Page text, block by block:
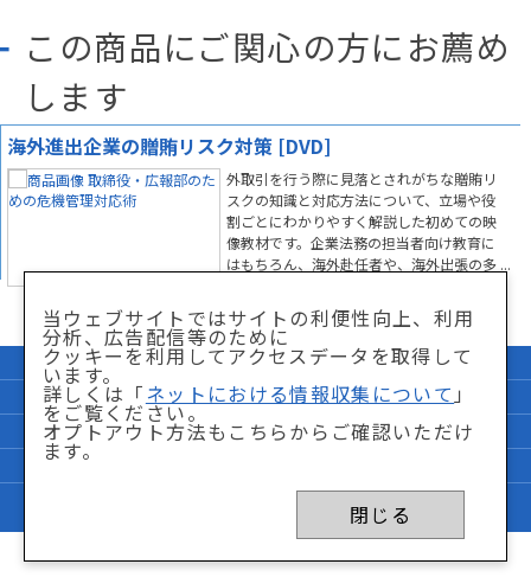
この商品にご関心の方にお薦め
します
海外進出企業の贈賄リスク対策 [DVD]
外取引を行う際に見落とされがちな贈賄リ
スクの知識と対応方法について、立場や役
割ごとにわかりやすく解説した初めての映
像教材です。企業法務の担当者向け教育に
はもちろん、海外赴任者や、海外出張の多
になりやすい立場の方への教育に最適で
す。
当ウェブサイトではサイトの利便性向上、利用
分析、広告配信等のために
クッキーを利用してアクセスデータを取得して
います。
詳しくは「 ネットにおける情報収集について 」
をご覧ください。
オプトアウト方法もこちらからご確認いただけ
ます。
閉じる
企業情報
サイトマップ
個人情報保護方針
「特商法」に関して
サイト利用条件
ネットにおける情報収集について
Copyright © Nikkei BP Marketing,inc. All Rights Reserved.